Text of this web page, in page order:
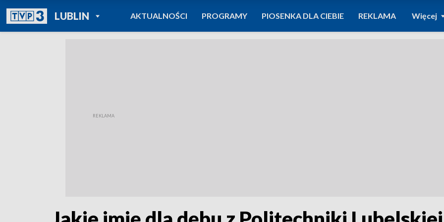
LUBLINPOWRÓT DO
TVP REGIONY
AKTUALNOŚCI PROGRAMY PIOSENKA DLA CIEBIE REKLAMA Więcej